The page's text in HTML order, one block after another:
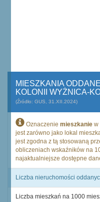
MIESZKANIA
KOLONII WYŻNICA-
(Źródło: GUS, 31.XII.2024)
Oznaczenie mieszkanie w
jest zarówno jako lokal
jest zgodna z tą stosowaną
obliczeniach wskaźników na
najaktualniejsze dostępne
Liczba nieruchomości
Liczba mieszkań na 1000